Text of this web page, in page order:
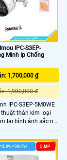
IPC-S3EP-
1,700,000 ₫
1,900,000 ₫
IPC-S3EP-5M0WE
thuật thân kim loại
lại hình ảnh sắc nét
4k lite. Sản
công nghệ hình ảnh
âm và phát lại âm